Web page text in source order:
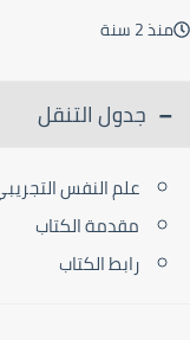
منذ 2 سنة
جدول التنقل
علم النفس
مقدمة الكتاب
رابط الكتاب